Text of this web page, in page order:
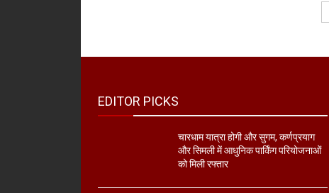
EDITOR PICKS
चारधाम यात्रा होगी और सुगम, कर्णप्रयाग
और सिमली में आधुनिक पार्किंग परियोजनाओं
को मिली रफ्तार